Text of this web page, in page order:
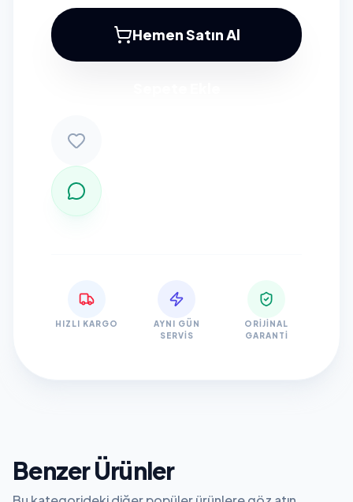
Hemen Satın Al
HIZLI KARGO
AYNI GÜN
SERVIS
ORIJINAL
GARANTI
Benzer Ürünler